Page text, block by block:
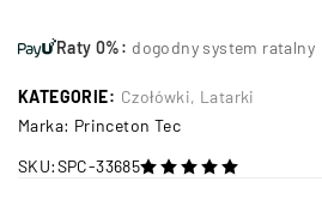
Raty 0%: dogodny system ratalny
KATEGORIE: Czołówki, Latarki
Marka: Princeton Tec
SKU:SPC-33685